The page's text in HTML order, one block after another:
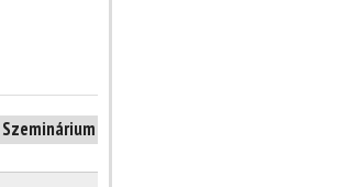
Szeminárium